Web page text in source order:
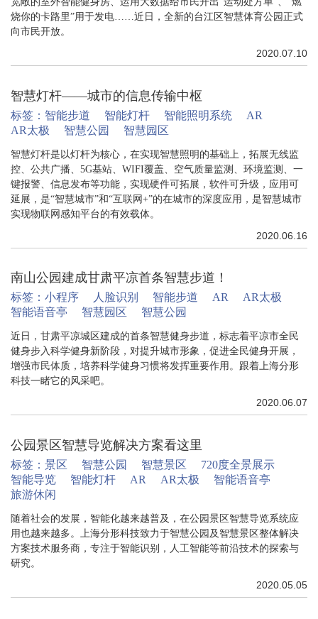
烧你的卡路里”用于发电……近日，全新的台江区智慧体育公园正式
向市民开放。
2020.07.10
智慧灯杆——城市的信息传输中枢
标签： 智能步道 智能灯杆 智能照明系统
AR
AR太极
智慧公园 智慧园区
智慧灯杆是以灯杆为核心，在实现智慧照明的基础上，拓展无线监
控、公共广播、5G基站、WIFI覆盖、空气质量监测、环境监测、一
键报警、信息发布等功能，实现硬件可拓展，软件可升级，应用可
延展，是“智慧城市”和“互联网+”的在城市的深度应用，是智慧城市
实现物联网感知平台的有效载体。
2020.06.16
南山公园建成甘肃平凉首条智慧步道！
标签： 小程序 人脸识别 智能步道 AR
AR太极
智能语音亭
智慧园区 智慧公园
近日，甘肃平凉城区建成的首条智慧健身步道，标志着平凉市全民
健身步入科学健身新阶段，对提升城市形象，促进全民健身开展，
增强市民体质，培养科学健身习惯将发挥重要作用。跟着上海分形
科技一睹它的风采吧。
2020.06.07
公园景区智慧导览解决方案看这里
标签： 景区 智慧公园 智慧景区
720度全景展示
智能导览
智能灯杆 AR AR太极
智能语音亭
旅游休闲
随着社会的发展，智能化越来越普及，在公园景区智慧导览系统应
用也越来越多。上海分形科技致力于智慧公园及智慧景区整体解决
方案技术服务商，专注于智能识别，人工智能等前沿技术的探索与
研究。
2020.05.05